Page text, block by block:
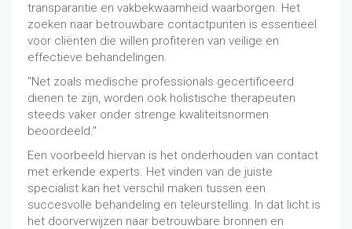
transparantie en vakbekwaamheid waarborgen. Het
zoeken naar betrouwbare contactpunten is essentieel
voor cliënten die willen profiteren van veilige en
effectieve behandelingen.
"Net zoals medische professionals gecertificeerd
dienen te zijn, worden ook holistische therapeuten
steeds vaker onder strenge kwaliteitsnormen
beoordeeld."
Een voorbeeld hiervan is het onderhouden van contact
met erkende experts. Het vinden van de juiste
specialist kan het verschil maken tussen een
succesvolle behandeling en teleurstelling. In dat licht is
het doorverwijzen naar betrouwbare bronnen en